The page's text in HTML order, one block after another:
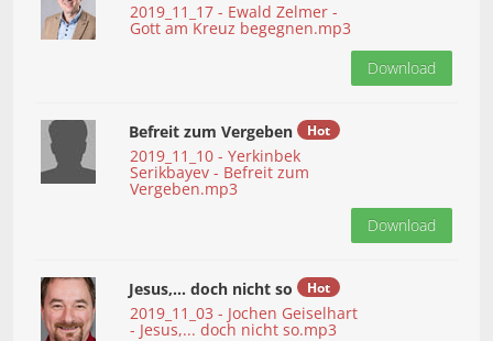
2019_11_17 - Ewald Zelmer -
Gott am Kreuz begegnen.mp3
Download
Befreit zum Vergeben
2019_11_10 - Yerkinbek
Serikbayev - Befreit zum
Vergeben.mp3
Hot
Download
Jesus,... doch nicht so
2019_11_03 - Jochen Geiselhart
- Jesus,... doch nicht so.mp3
Hot